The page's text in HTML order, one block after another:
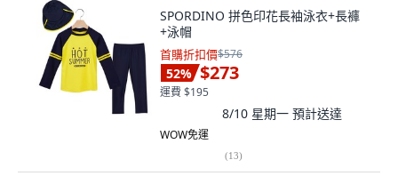
SPORDINO 拼色印花長袖泳衣+長褲
+泳帽
首購折扣價$576
52% $273
運費 $195
8/10 星期一 預計送達
WOW免運
(13)